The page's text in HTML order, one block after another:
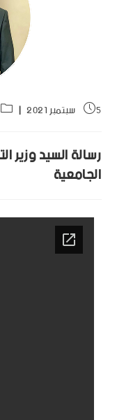
5 سبتمبر 2021
رسالة السيد وزير
الجامعية